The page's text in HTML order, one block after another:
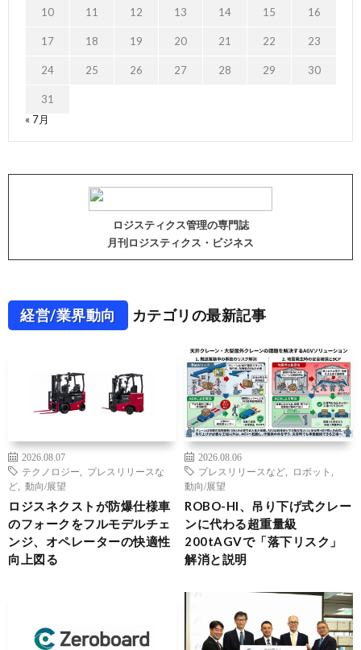
10 11 12 13 14 15 16
17 18 19 20 21 22 23
24 25 26 27 28 29 30
31
« 7月
ロジスティクス管理の専門誌
月刊ロジスティクス・ビジネス
経営/業界動向 カテゴリの最新記事
2026.08.07
テクノロジー
プレスリリースな
ど
動向/展望
ロジスネクストが防爆仕様車
のフォークをフルモデルチェ
ンジ、オペレーターの快適性
向上図る
2026.08.06
プレスリリースなど
ロボット
動向/展望
ROBO-HI、吊り下げ式クレー
ンに代わる超重量級
200tAGVで「落下リスク」
解消と説明